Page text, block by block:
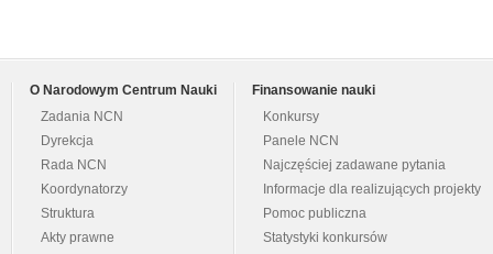
O Narodowym Centrum Nauki
Zadania NCN
Dyrekcja
Rada NCN
Koordynatorzy
Struktura
Akty prawne
Finansowanie nauki
Konkursy
Panele NCN
Najczęściej zadawane pytania
Informacje dla realizujących projekty
Pomoc publiczna
Statystyki konkursów